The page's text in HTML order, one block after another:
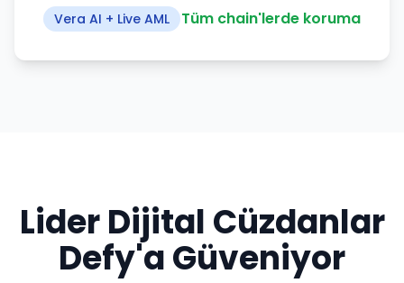
Vera AI + Live AML Tüm chain'lerde koruma
Lider Dijital Cüzdanlar
Defy'a Güveniyor